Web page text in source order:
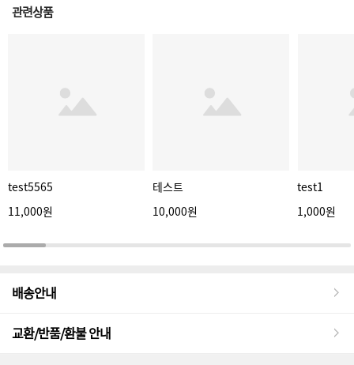
관련상품
test5565
11,000원
테스트
10,000원
test1
1,000원
배송안내
교환/반품/환불 안내